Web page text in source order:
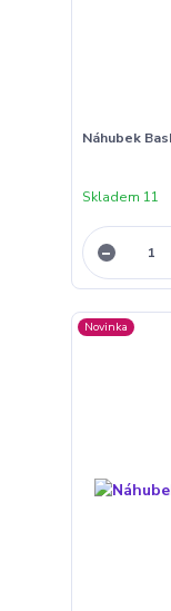
Náhubek
Skladem 11
Novinka